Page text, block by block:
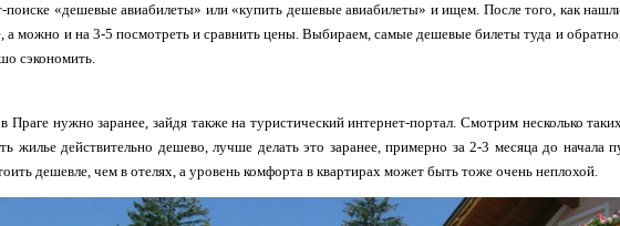
поиске «дешевые авиабилеты» или «купить дешевые авиабилеты» и ищем. После того, как
а можно и на 3-5 посмотреть и сравнить цены. Выбираем, самые дешевые билеты туда и
сэкономить.
Праге нужно заранее, зайдя также на туристический интернет-портал. Смотрим несколько
жилье действительно дешево, лучше делать это заранее, примерно за 2-3 месяца до начала
дешевле, чем в отелях, а уровень комфорта в квартирах может быть тоже очень неплохой.